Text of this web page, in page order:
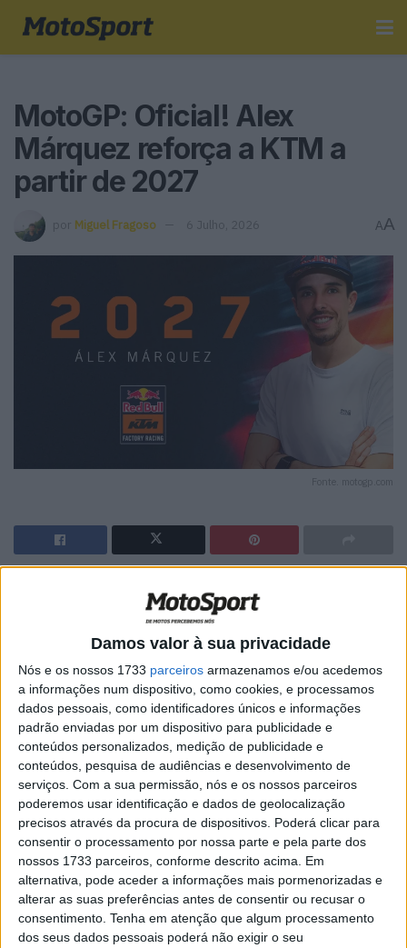
Damos valor à sua privacidade
Nós e os nossos 1733 parceiros armazenamos e/ou acedemos
a informações num dispositivo, como cookies, e processamos
dados pessoais, como identificadores únicos e informações
padrão enviadas por um dispositivo para publicidade e
conteúdos personalizados, medição de publicidade e
conteúdos, pesquisa de audiências e desenvolvimento de
serviços. Com a sua permissão, nós e os nossos parceiros
poderemos usar identificação e dados de geolocalização
precisos através da procura de dispositivos. Poderá clicar para
consentir o processamento por nossa parte e pela parte dos
nossos 1733 parceiros, conforme descrito acima. Em
alternativa, pode aceder a informações mais pormenorizadas e
alterar as suas preferências antes de consentir ou recusar o
consentimento. Tenha em atenção que algum processamento
dos seus dados pessoais poderá não exigir o seu
MotoGP: Oficial! Alex
Márquez reforça a KTM a
partir de 2027
por Miguel Fragoso 6 Julho, 2026 AA
Fonte. motogp.com
🔊 Ouvir artigo
A Red Bull KTM Factory Racing confirmou que Alex
Márquez, vencedor de várias corridas em MotoGP e vice-
campeão em 2025, irá juntar-se à equipa através de um
contrato plurianual com início em 2027. O vice-campeão
do mundo de MotoGP de 2025 traz consigo talento e
experiência para a terceira fase do projeto da KTM na
categoria rainha, bem como para a nova era técnica que
se inicia nesse ano.
O piloto espanhol conquistou os títulos mundiais de
Moto3 e Moto2 antes de chegar ao MotoGP.
Curiosamente, o seu primeiro pódio e a sua primeira
vitória em Grandes Prémios aconteceram aos comandos
de uma KTM RC4 na Moto3, em 2013.